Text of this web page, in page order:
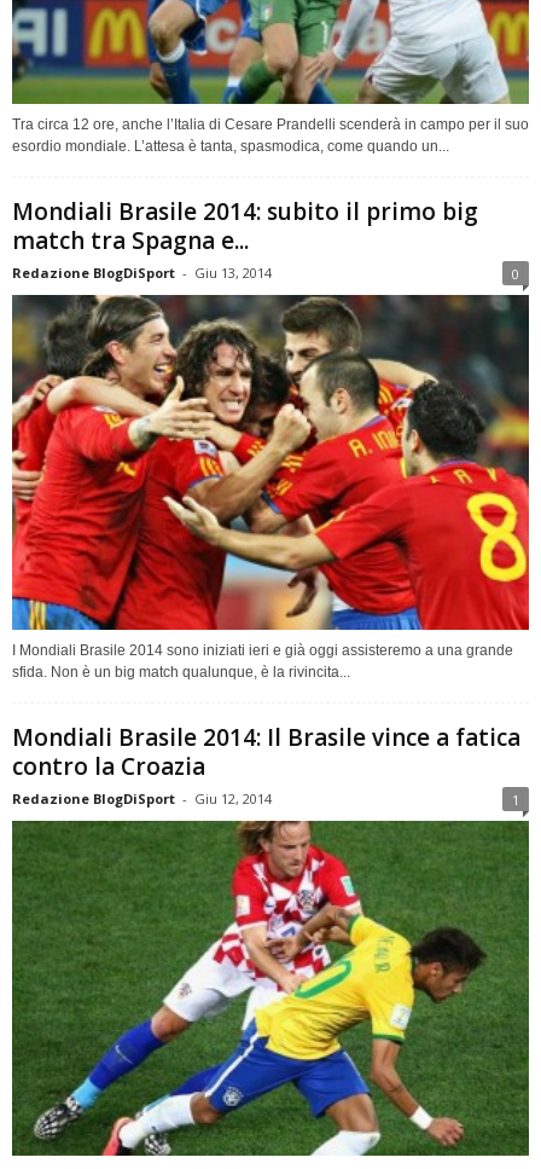
Tra circa 12 ore, anche l’Italia di Cesare Prandelli scenderà in campo per il suo
esordio mondiale. L’attesa è tanta, spasmodica, come quando un...
Mondiali Brasile 2014: subito il primo big
match tra Spagna e...
Redazione BlogDiSport - Giu 13, 2014 0
I Mondiali Brasile 2014 sono iniziati ieri e già oggi assisteremo a una grande
sfida. Non è un big match qualunque, è la rivincita...
Mondiali Brasile 2014: Il Brasile vince a fatica
contro la Croazia
Redazione BlogDiSport - Giu 12, 2014 1